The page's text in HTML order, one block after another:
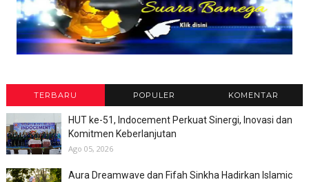
TERBARU POPULER KOMENTAR
HUT ke-51, Indocement Perkuat Sinergi, Inovasi dan
Komitmen Keberlanjutan
Ago 05, 2026
Aura Dreamwave dan Fifah Sinkha Hadirkan Islamic